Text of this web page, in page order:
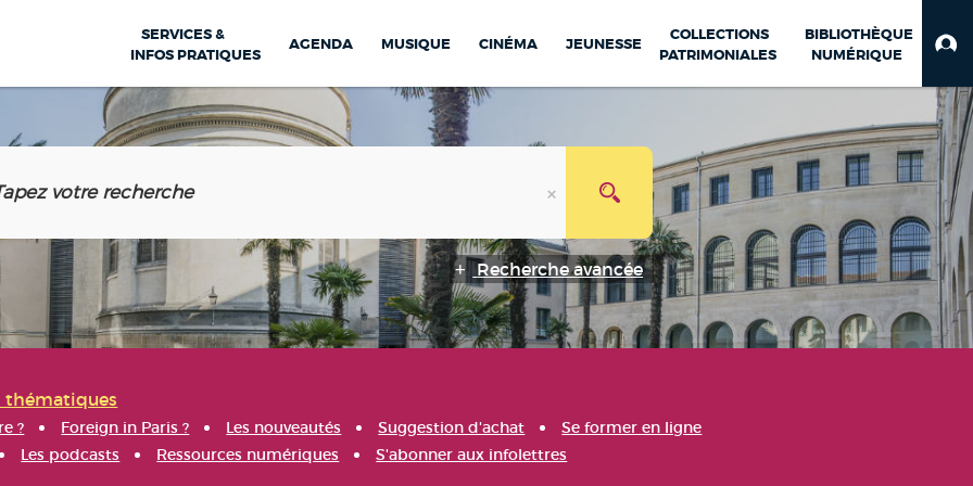
SERVICES &
INFOS PRATIQUES
AGENDA MUSIQUE CINÉMA JEUNESSE
COLLECTIONS
PATRIMONIALES
BIBLIOTHÈQUE
NUMÉRIQUE
Recherche avancée
thématiques
? Foreign in Paris ? Les nouveautés Suggestion d'achat
Se former en ligne
Les podcasts Ressources numériques S'abonner aux infolettres